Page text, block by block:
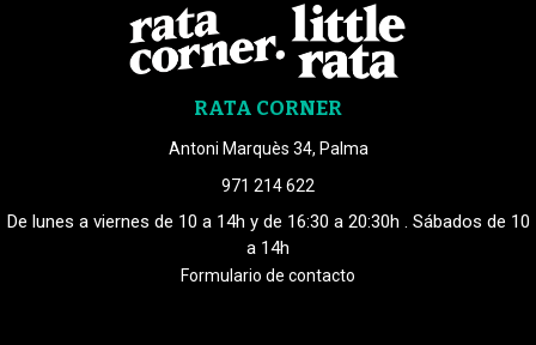
RATA CORNER
Antoni Marquès 34, Palma
971 214 622
De lunes a viernes de 10 a 14h y de 16:30 a 20:30h . Sábados de 10
a 14h
Formulario de contacto